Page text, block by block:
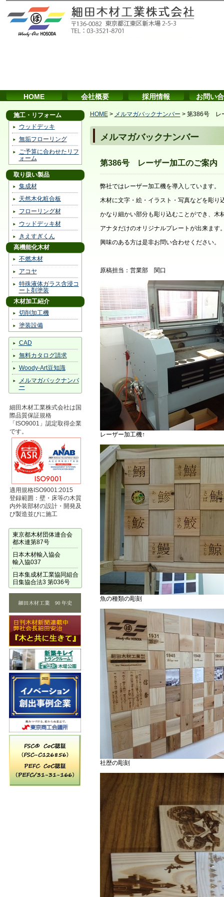
HOME 会社概要 採用情報 お問い
施工・リフォーム
ウッドデッキ
無垢フローリング
ご予算に合わせたリフ
ォーム
取り扱い製品
集成材
天然木化粧合板
フローリング材
ウッドデッキ材
きえすぎくん
高機能化木材
不燃木材
アコヤ
特殊液体ガラス含浸コ
ート剤塗装
木材加工紹介
切削加工機
塗装設備
CAD
無料カタログ請求
Woody-Art豆知識
メルマガバックナンバ
ー
細田木材工業株式会社は国
際品質保証規格
「ISO9001」認定取得企業
です。
適用規格ISO9001:2015
登録範囲：壁・床等の木質
内外装部材の設計・開発及
び製造並びに施工
東京都木材団体連合会
都木連第87号
日本木材輸入協会
輸入協037
日本集成材工業協同組合
日集協合法3 第036号
HOME> メルマガバックナンバー > 第386号 レ
メルマガバックナンバー
第386号 レーザー加工のご案内
弊社ではレーザー加工機を導入しています。
木材に文字・絵・イラスト・写真などを彫り
かなり細かい部分も彫り込むことができ、木
アナタだけのオリジナルプレートが出来ます
興味のある方は是非お問い合わせください。
原稿担当：営業部 関口
レーザー加工機↑
魚の種類の彫刻
社歴の彫刻